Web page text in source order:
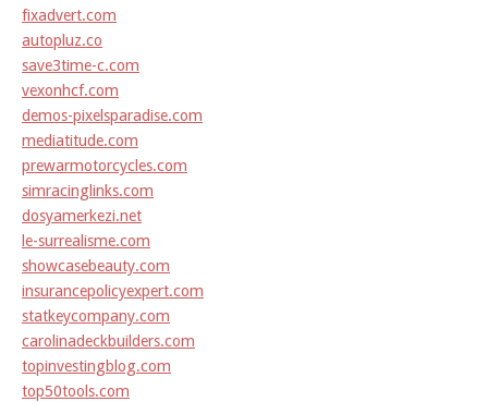
fixadvert.com
autopluz.co
save3time-c.com
vexonhcf.com
demos-pixelsparadise.com
mediatitude.com
prewarmotorcycles.com
simracinglinks.com
dosyamerkezi.net
le-surrealisme.com
showcasebeauty.com
insurancepolicyexpert.com
statkeycompany.com
carolinadeckbuilders.com
topinvestingblog.com
top50tools.com